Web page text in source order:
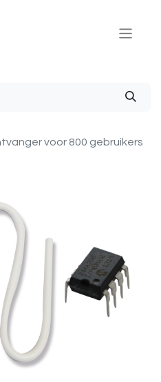
voor 800 gebruikers